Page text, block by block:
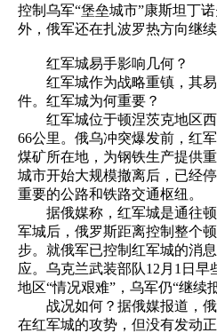
控制乌军“堡垒城市”康斯坦丁
外，俄军还在扎波罗热方向继续
红军城易手影响几何？
红军城作为战略重镇，其易
件。红军城为何重要？
红军城位于顿涅茨克地区西
66公里。俄乌冲突爆发前，红
煤矿所在地，为钢铁生产提供
城市开始大规模撤离后，已经
重要的公路和铁路交通枢纽。
据俄媒称，红军城是通往顿
军城后，俄罗斯距离控制整个
步。就俄军已控制红军城的消
应。乌克兰武装部队12月1日早
地区“情况艰难”，乌军仍“继续
战况如何？据俄媒报道，俄
在红军城的攻势，但没有发动